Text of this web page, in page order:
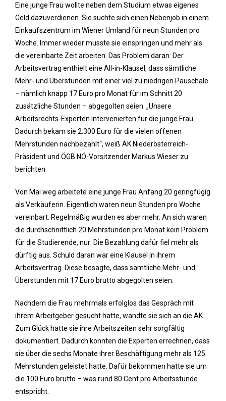
Eine junge Frau wollte neben dem Studium etwas eigenes
Geld dazuverdienen. Sie suchte sich einen Nebenjob in einem
Einkaufszentrum im Wiener Umland für neun Stunden pro
Woche. Immer wieder musste sie einspringen und mehr als
die vereinbarte Zeit arbeiten. Das Problem daran: Der
Arbeitsvertrag enthielt eine All-in-Klausel, dass sämtliche
Mehr- und Überstunden mit einer viel zu niedrigen Pauschale
– nämlich knapp 17 Euro pro Monat für im Schnitt 20
zusätzliche Stunden – abgegolten seien. „Unsere
Arbeitsrechts-Experten intervenierten für die junge Frau.
Dadurch bekam sie 2.300 Euro für die vielen offenen
Mehrstunden nachbezahlt“, weiß AK Niederösterreich-
Präsident und ÖGB NÖ-Vorsitzender Markus Wieser zu
berichten
Von Mai weg arbeitete eine junge Frau Anfang 20 geringfügig
als Verkäuferin. Eigentlich waren neun Stunden pro Woche
vereinbart. Regelmäßig wurden es aber mehr. An sich waren
die durchschnittlich 20 Mehrstunden pro Monat kein Problem
für die Studierende, nur: Die Bezahlung dafür fiel mehr als
dürftig aus. Schuld daran war eine Klausel in ihrem
Arbeitsvertrag. Diese besagte, dass sämtliche Mehr- und
Überstunden mit 17 Euro brutto abgegolten seien.
Nachdem die Frau mehrmals erfolglos das Gespräch mit
ihrem Arbeitgeber gesucht hatte, wandte sie sich an die AK.
Zum Glück hatte sie ihre Arbeitszeiten sehr sorgfältig
dokumentiert. Dadurch konnten die Experten errechnen, dass
sie über die sechs Monate ihrer Beschäftigung mehr als 125
Mehrstunden geleistet hatte. Dafür bekommen hatte sie um
die 100 Euro brutto – was rund 80 Cent pro Arbeitsstunde
entspricht.